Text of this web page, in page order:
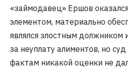
«займодавец» Ершов
элементом, материально
являлся злостным
за неуплату алиментов, но
фактам никакой оценки не